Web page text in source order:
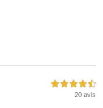
4,5 étoiles sur 5
20 avis